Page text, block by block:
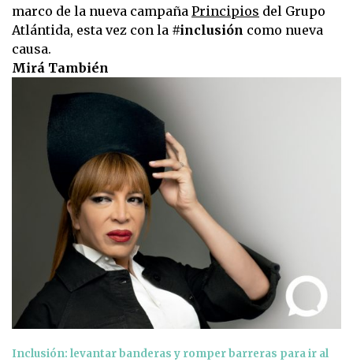
marco de la nueva campaña Principios del Grupo
Atlántida, esta vez con la #inclusión como nueva
causa.
Mirá También
Inclusión: levantar banderas y romper barreras para ir al